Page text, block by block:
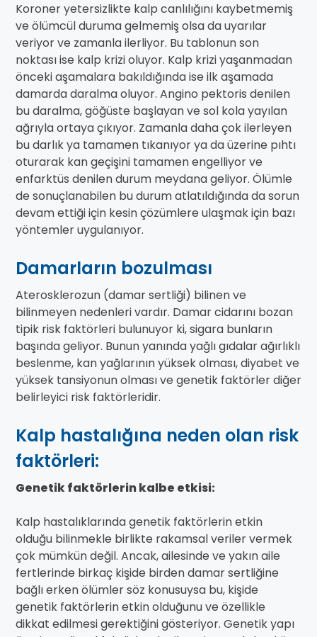
Koroner yetersizlikte kalp canlılığını kaybetmemiş
ve ölümcül duruma gelmemiş olsa da uyarılar
veriyor ve zamanla ilerliyor. Bu tablonun son
noktası ise kalp krizi oluyor. Kalp krizi yaşanmadan
önceki aşamalara bakıldığında ise ilk aşamada
damarda daralma oluyor. Angino pektoris denilen
bu daralma, göğüste başlayan ve sol kola yayılan
ağrıyla ortaya çıkıyor. Zamanla daha çok ilerleyen
bu darlık ya tamamen tıkanıyor ya da üzerine pıhtı
oturarak kan geçişini tamamen engelliyor ve
enfarktüs denilen durum meydana geliyor. Ölümle
de sonuçlanabilen bu durum atlatıldığında da sorun
devam ettiği için kesin çözümlere ulaşmak için bazı
yöntemler uygulanıyor.
Damarların bozulması
Aterosklerozun (damar sertliği) bilinen ve
bilinmeyen nedenleri vardır. Damar cidarını bozan
tipik risk faktörleri bulunuyor ki, sigara bunların
başında geliyor. Bunun yanında yağlı gıdalar ağırlıklı
beslenme, kan yağlarının yüksek olması, diyabet ve
yüksek tansiyonun olması ve genetik faktörler diğer
belirleyici risk faktörleridir.
Kalp hastalığına neden olan risk
faktörleri:
Genetik faktörlerin kalbe etkisi:
Kalp hastalıklarında genetik faktörlerin etkin
olduğu bilinmekle birlikte rakamsal veriler vermek
çok mümkün değil. Ancak, ailesinde ve yakın aile
fertlerinde birkaç kişide birden damar sertliğine
bağlı erken ölümler söz konusuysa bu, kişide
genetik faktörlerin etkin olduğunu ve özellikle
dikkat edilmesi gerektiğini gösteriyor. Genetik yapı